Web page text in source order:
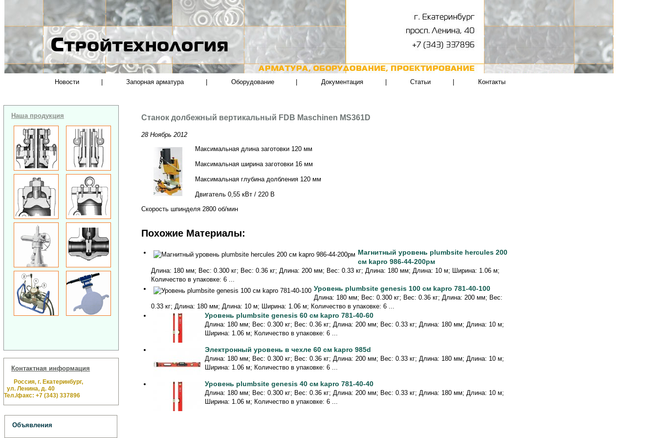
Новости Запорная арматура Оборудование Документация Статьи Контакты
Наша продукция
Контактная информация
Россия, г. Екатеринбург,
ул. Ленина, д. 40
Тел./факс: +7 (343) 337896
Объявления
Станок долбежный вертикальный FDB Maschinen MS361D
28 Ноябрь 2012
Максимальная длина заготовки 120 мм
Максимальная ширина заготовки 16 мм
Максимальная глубина долбления 120 мм
Двигатель 0,55 кВт / 220 В
Скорость шпинделя 2800 об/мин
Похожие Материалы:
Магнитный уровень plumbsite hercules 200
см kapro 986-44-200рм
Длина: 180 мм; Вес: 0.300 кг; Вес: 0.36 кг; Длина: 200 мм; Вес: 0.33 кг; Длина: 180 мм; Длина: 10 м; Ширина: 1.06 м;
Количество в упаковке: 6 ...
Уровень plumbsite genesis 100 см kapro 781-40-100
Длина: 180 мм; Вес: 0.300 кг; Вес: 0.36 кг; Длина: 200 мм; Вес:
0.33 кг; Длина: 180 мм; Длина: 10 м; Ширина: 1.06 м; Количество в упаковке: 6 ...
Уровень plumbsite genesis 60 см kapro 781-40-60
Длина: 180 мм; Вес: 0.300 кг; Вес: 0.36 кг; Длина: 200 мм; Вес: 0.33 кг; Длина: 180 мм; Длина: 10 м;
Ширина: 1.06 м; Количество в упаковке: 6 ...
Электронный уровень в чехле 60 см kapro 985d
Длина: 180 мм; Вес: 0.300 кг; Вес: 0.36 кг; Длина: 200 мм; Вес: 0.33 кг; Длина: 180 мм; Длина: 10 м;
Ширина: 1.06 м; Количество в упаковке: 6 ...
Уровень plumbsite genesis 40 см kapro 781-40-40
Длина: 180 мм; Вес: 0.300 кг; Вес: 0.36 кг; Длина: 200 мм; Вес: 0.33 кг; Длина: 180 мм; Длина: 10 м;
Ширина: 1.06 м; Количество в упаковке: 6 ...